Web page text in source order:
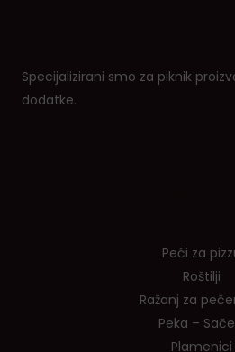
Specijalizirani smo za piknik
dodatke.
Peći za
Roštilji
Ražanj za
Peka –
Plamenici